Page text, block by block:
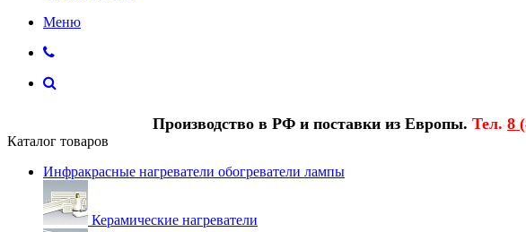
Меню
Производство в РФ и поставки из Европы. Тел. 8
Каталог товаров
Инфракрасные нагреватели обогреватели лампы
Керамические нагреватели